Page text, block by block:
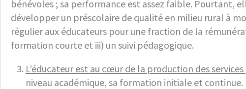
bénévoles ; sa performance est assez faible. Pourtant,
développer un préscolaire de qualité en milieu rural à
régulier aux éducateurs pour une fraction de la
formation courte et iii) un suivi pédagogique.
L’éducateur est au cœur de la production des
niveau académique, sa formation initiale et continue.